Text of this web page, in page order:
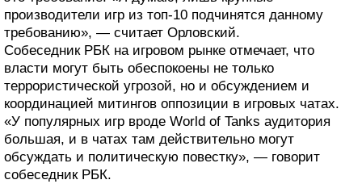
производители игр из топ-10 подчинятся данному
требованию», — считает Орловский.
Собеседник РБК на игровом рынке отмечает, что
власти могут быть обеспокоены не только
террористической угрозой, но и обсуждением и
координацией митингов оппозиции в игровых чатах.
«У популярных игр вроде World of Tanks аудитория
большая, и в чатах там действительно могут
обсуждать и политическую повестку», — говорит
собеседник РБК.